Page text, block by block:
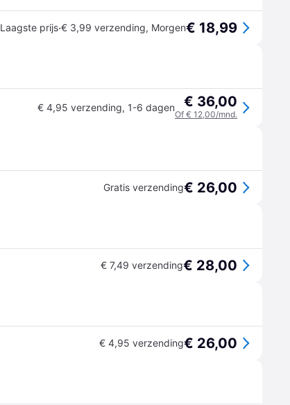
Laagste prijs·€ 3,99 verzending, Morgen€ 18,99
€ 4,95 verzending, 1-6 dagen € 36,00
Of € 12,00/mnd.
Gratis verzending€ 26,00
€ 7,49 verzending€ 28,00
€ 4,95 verzending€ 26,00